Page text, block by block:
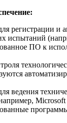
регистрации и
испытаний
ПО к
ведения